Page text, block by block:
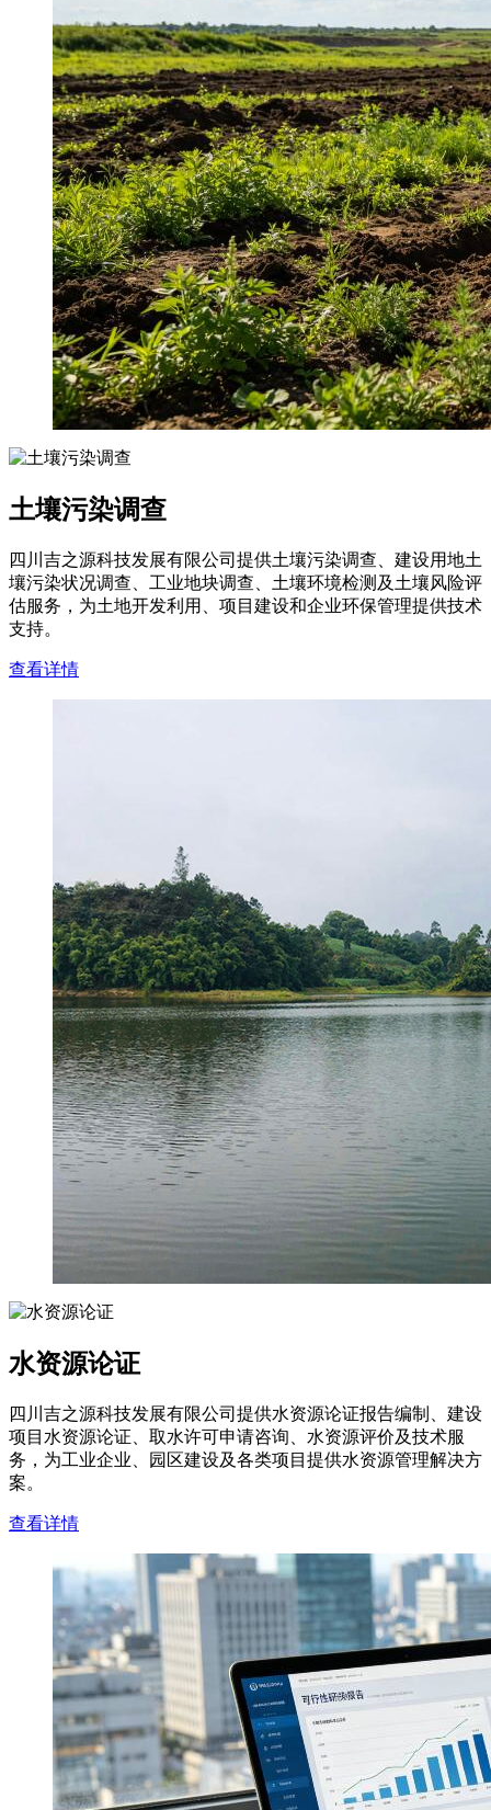
土壤污染调查
四川吉之源科技发展有限公司提供土壤污染调查、建设用地土
壤污染状况调查、工业地块调查、土壤环境检测及土壤风险评
估服务，为土地开发利用、项目建设和企业环保管理提供技术
支持。
查看详情
水资源论证
四川吉之源科技发展有限公司提供水资源论证报告编制、建设
项目水资源论证、取水许可申请咨询、水资源评价及技术服
务，为工业企业、园区建设及各类项目提供水资源管理解决方
案。
查看详情